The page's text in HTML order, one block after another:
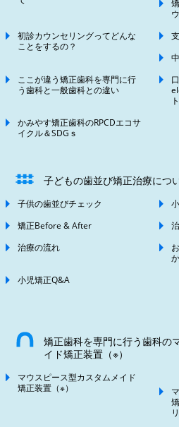
初診カウンセリングってどんな
ことをするの？
ここが違う矯正歯科を専門に行
う歯科と一般歯科との違い
かみやす矯正歯科のRPCDエコサ
イクル＆SDGｓ
子どもの歯並び矯正治療につ
子供の歯並びチェック
矯正Before & After
治療の流れ
小児矯正Q&A
矯正歯科を専門に行う歯科の
イド矯正装置（※）
マウスピース型カスタムメイド
矯正装置（※）